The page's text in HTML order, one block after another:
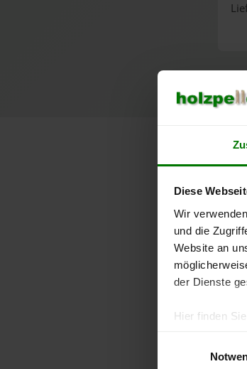
Diese
Wir
und die
Website an
der Dienste
Hier finden